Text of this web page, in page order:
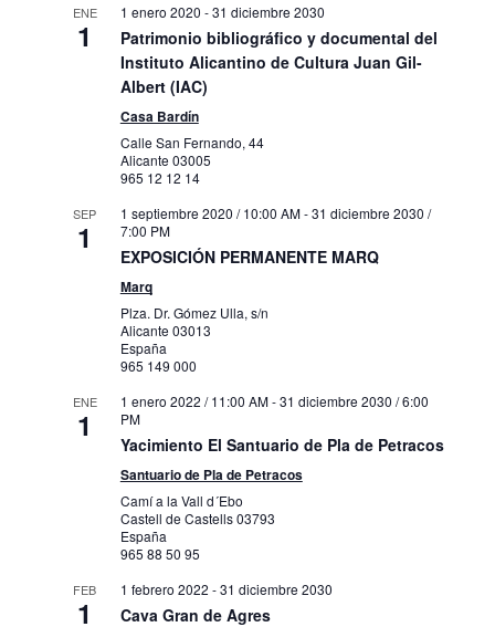
ENE
1
1 enero 2020 -31 diciembre 2030
Patrimonio bibliográfico y documental del
Instituto Alicantino de Cultura Juan Gil-
Albert (IAC)
Casa Bardín
Calle San Fernando, 44
Alicante 03005
965 12 12 14
SEP
1
1 septiembre 2020 / 10:00 AM-31 diciembre 2030 /
7:00 PM
EXPOSICIÓN PERMANENTE MARQ
Marq
Plza. Dr. Gómez Ulla, s/n
Alicante 03013
España
965 149 000
ENE
1
1 enero 2022 / 11:00 AM-31 diciembre 2030 / 6:00
PM
Yacimiento El Santuario de Pla de Petracos
Santuario de Pla de Petracos
Camí a la Vall d´Ebo
Castell de Castells03793
España
965 88 50 95
FEB
1
1 febrero 2022 -31 diciembre 2030
Cava Gran de Agres